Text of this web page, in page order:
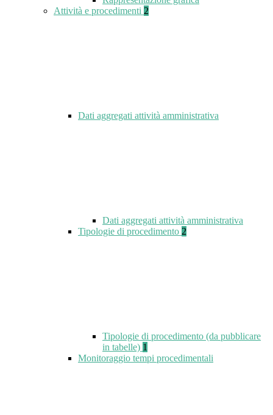
Attività e procedimenti 2
Dati aggregati attività amministrativa
Dati aggregati attività amministrativa
Tipologie di procedimento 2
Tipologie di procedimento (da pubblicare
in tabelle) 1
Monitoraggio tempi procedimentali